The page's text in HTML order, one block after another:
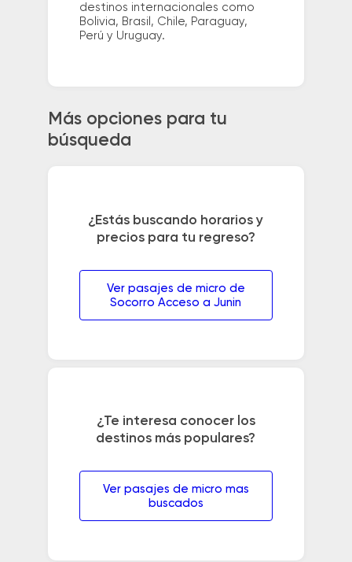
destinos internacionales como
Bolivia, Brasil, Chile, Paraguay,
Perú y Uruguay.
Más opciones para tu
búsqueda
¿Estás buscando horarios y
precios para tu regreso?
Ver pasajes de micro de
Socorro Acceso a Junin
¿Te interesa conocer los
destinos más populares?
Ver pasajes de micro mas
buscados